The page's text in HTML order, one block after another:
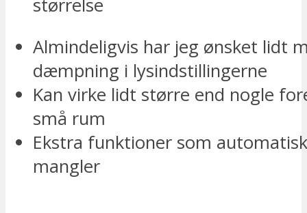
størrelse
Almindeligvis har jeg ønsket lidt
dæmpning i lysindstillingerne
Kan virke lidt større end nogle
små rum
Ekstra funktioner som
mangler